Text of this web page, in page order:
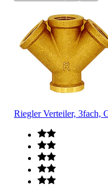
Riegler Verteiler, 3fach,